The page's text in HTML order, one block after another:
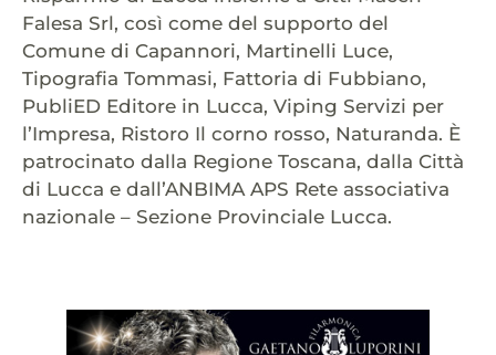
Falesa Srl, così come del supporto del
Comune di Capannori, Martinelli Luce,
Tipografia Tommasi, Fattoria di Fubbiano,
PubliED Editore in Lucca, Viping Servizi per
l’Impresa, Ristoro Il corno rosso, Naturanda. È
patrocinato dalla Regione Toscana, dalla Città
di Lucca e dall’ANBIMA APS Rete associativa
nazionale – Sezione Provinciale Lucca.